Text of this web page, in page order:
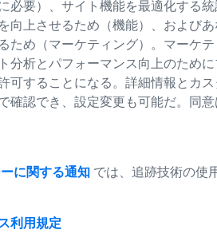
必要）、サイト機能を最適化する
向上させるため（機能）、および
ため（マーケティング）。マーケ
分析とパフォーマンス向上のため
可することになる。詳細情報とカ
確認でき、設定変更も可能だ。同
に関する通知 では、追跡技術の使
利用規定